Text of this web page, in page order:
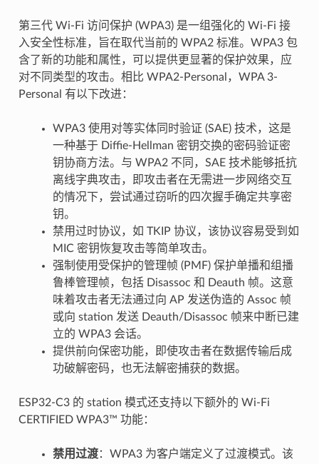
第三代 Wi-Fi 访问保护 (WPA3) 是一组强化的 Wi-Fi 接
入安全性标准，旨在取代当前的 WPA2 标准。WPA3 包
含了新的功能和属性，可以提供更显著的保护效果，应
对不同类型的攻击。相比 WPA2-Personal，WPA 3-
Personal 有以下改进：
WPA3 使用对等实体同时验证 (SAE) 技术，这是
一种基于 Diffie-Hellman 密钥交换的密码验证密
钥协商方法。与 WPA2 不同，SAE 技术能够抵抗
离线字典攻击，即攻击者在无需进一步网络交互
的情况下，尝试通过窃听的四次握手确定共享密
钥。
禁用过时协议，如 TKIP 协议，该协议容易受到如
MIC 密钥恢复攻击等简单攻击。
强制使用受保护的管理帧 (PMF) 保护单播和组播
鲁棒管理帧，包括 Disassoc 和 Deauth 帧。这意
味着攻击者无法通过向 AP 发送伪造的 Assoc 帧
或向 station 发送 Deauth/Disassoc 帧来中断已建
立的 WPA3 会话。
提供前向保密功能，即使攻击者在数据传输后成
功破解密码，也无法解密捕获的数据。
ESP32-C3 的 station 模式还支持以下额外的 Wi-Fi
CERTIFIED WPA3™ 功能：
禁用过渡：WPA3 为客户端定义了过渡模式。该